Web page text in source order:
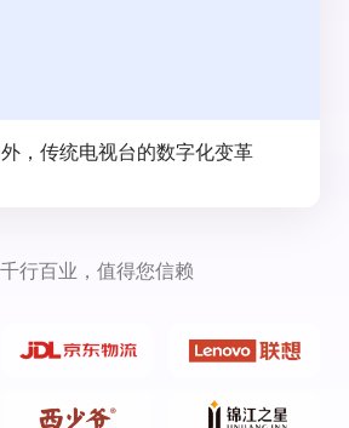
，传统电视台的数字化变革
行百业，值得您信赖